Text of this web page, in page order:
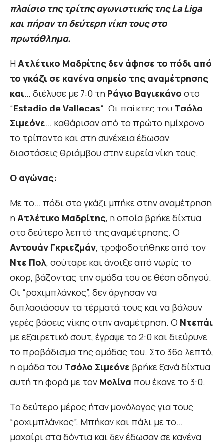
πλαίσιο της τρίτης αγωνιστικής της La Liga
και πήραν τη δεύτερη νίκη τους στο
πρωτάθλημα.
Η Ατλέτικο Μαδρίτης δεν άφησε το πόδι από
το γκάζι σε κανένα σημείο της αναμέτρησης
και… διέλυσε με 7:0 τη Ράγιο Βαγιεκάνο στο
“Estadio de Vallecas“. Οι παίκτες του Τσόλο
Σιμεόνε… καθάρισαν από το πρώτο ημίχρονο
το τρίποντο και στη συνέχεια έδωσαν
διαστάσεις θριάμβου στην ευρεία νίκη τους.
Ο αγώνας:
Mε το… πόδι στο γκάζι μπήκε στην αναμέτρηση
η Ατλέτικο Μαδρίτης, η οποία βρήκε δίχτυα
στο δεύτερο λεπτό της αναμέτρησης. Ο
Αντουάν Γκριεζμάν, τροφοδοτήθηκε από τον
Ντε Πολ, σούταρε και άνοιξε από νωρίς το
σκορ, βάζοντας την ομάδα του σε θέση οδηγού.
Οι “ροχιμπλάνκος”, δεν άργησαν να
διπλασιάσουν τα τέρματά τους και να βάλουν
γερές βάσεις νίκης στην αναμέτρηση. Ο Ντεπάι
με εξαιρετικό σουτ, έγραψε το 2:0 και διεύρυνε
το προβάδισμα της ομάδας του. Στο 36ο λεπτό,
η ομάδα του Τσόλο Σιμεόνε βρήκε ξανά δίχτυα
αυτή τη φορά με τον Μολίνα που έκανε το 3:0.
Το δεύτερο μέρος ήταν μονόλογος για τους
“ροχιμπλάνκος”. Μπήκαν και πάλι με το…
μαχαίρι στα δόντια και δεν έδωσαν σε κανένα